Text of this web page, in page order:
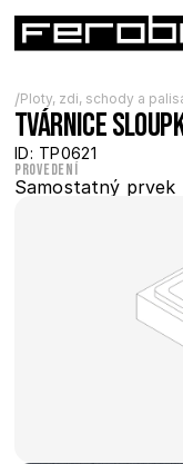
/Ploty, zdi, schody a
Tvárnice
ID: TP0621
Provedení
Samostatný prvek